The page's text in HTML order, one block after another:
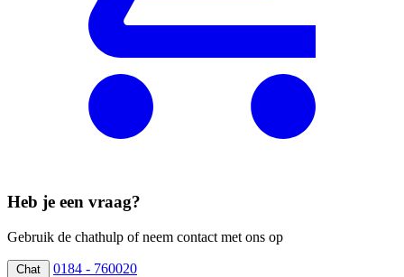
Heb je een vraag?
Gebruik de chathulp of neem contact met ons op
Chat 0184 - 760020